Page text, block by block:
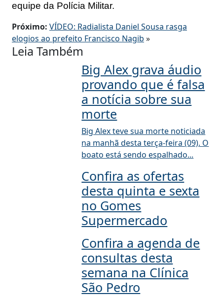
equipe da Polícia Militar.
Próximo: VÍDEO: Radialista Daniel Sousa rasga
elogios ao prefeito Francisco Nagib »
Leia Também
Big Alex grava áudio
provando que é falsa
a notícia sobre sua
morte
Big Alex teve sua morte noticiada
na manhã desta terça-feira (09). O
boato está sendo espalhado...
Confira as ofertas
desta quinta e sexta
no Gomes
Supermercado
Confira a agenda de
consultas desta
semana na Clínica
São Pedro